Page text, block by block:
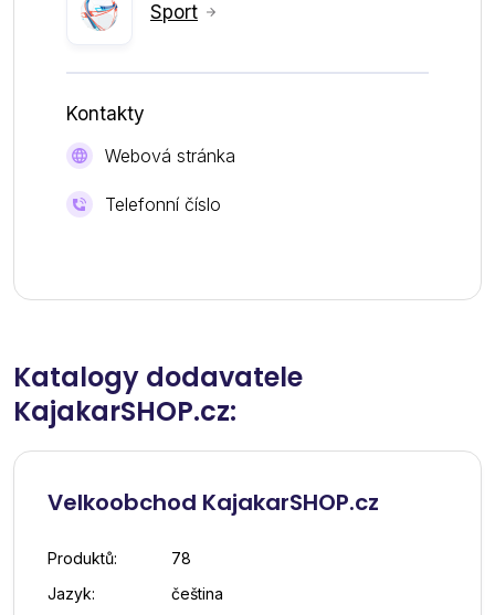
Sport
Kontakty
Webová stránka
Telefonní číslo
Katalogy dodavatele
KajakarSHOP.cz:
Velkoobchod KajakarSHOP.cz
Produktů:
78
Jazyk:
čeština